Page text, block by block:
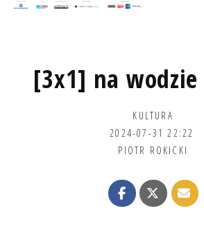
[3x1] na
KULTURA
2024-07-31 22:22
PIOTR ROKICKI